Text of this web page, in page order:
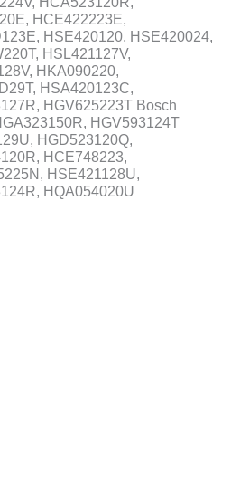
HCE422223E,
HSE420120, HSE420024,
HSL421127V,
HKA090220,
HSA420123C,
HGV625223T Bosch
HGV593124T
HGD523120Q,
HCE748223,
HSE421128U,
HQA054020U